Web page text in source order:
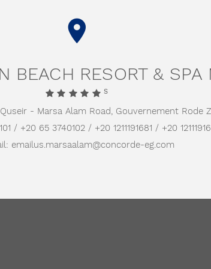
BEACH RESORT & SPA
S
- Marsa Alam Road, Gouvernement Rode
/ +20 65 3740102 / +20 1211191681 / +20
emailus.marsaalam@concorde-eg.com